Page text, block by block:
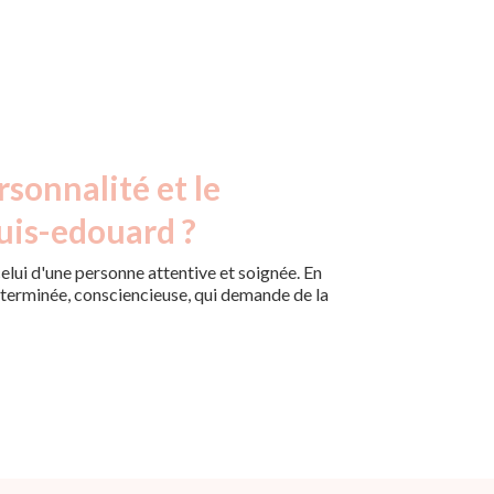
et le
edouard ?
d'une personne attentive et soignée. En
consciencieuse, qui demande de la